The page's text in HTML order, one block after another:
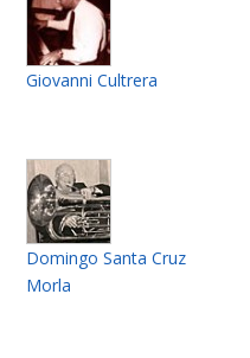
Giovanni Cultrera
Domingo Santa Cruz
Morla